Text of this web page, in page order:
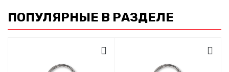
ПОПУЛЯРНЫЕ В РАЗДЕЛЕ